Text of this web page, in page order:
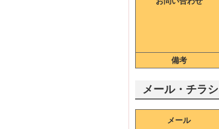
備考
メール・チラシ
メール